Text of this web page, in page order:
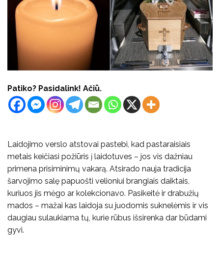
Patiko? Pasidalink! Ačiū.
Laidojimo verslo atstovai pastebi, kad pastaraisiais
metais keičiasi požiūris į laidotuves – jos vis dažniau
primena prisiminimų vakarą. Atsirado nauja tradicija
šarvojimo salę papuošti velioniui brangiais daiktais,
kuriuos jis mėgo ar kolekcionavo. Pasikeitė ir drabužių
mados – mažai kas laidoja su juodomis suknelėmis ir vis
daugiau sulaukiama tų, kurie rūbus išsirenka dar būdami
gyvi.